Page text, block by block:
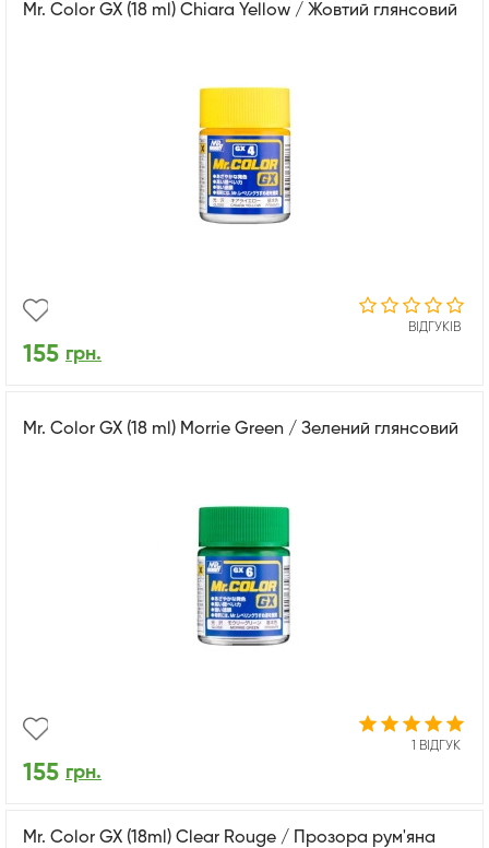
Mr. Color GX (18 ml) Chiara Yellow / Жовтий глянсовий
ВІДГУКІВ
155 грн.
Mr. Color GX (18 ml) Morrie Green / Зелений глянсовий
1 ВІДГУК
155 грн.
Mr. Color GX (18ml) Clear Rouge / Прозора рум'яна